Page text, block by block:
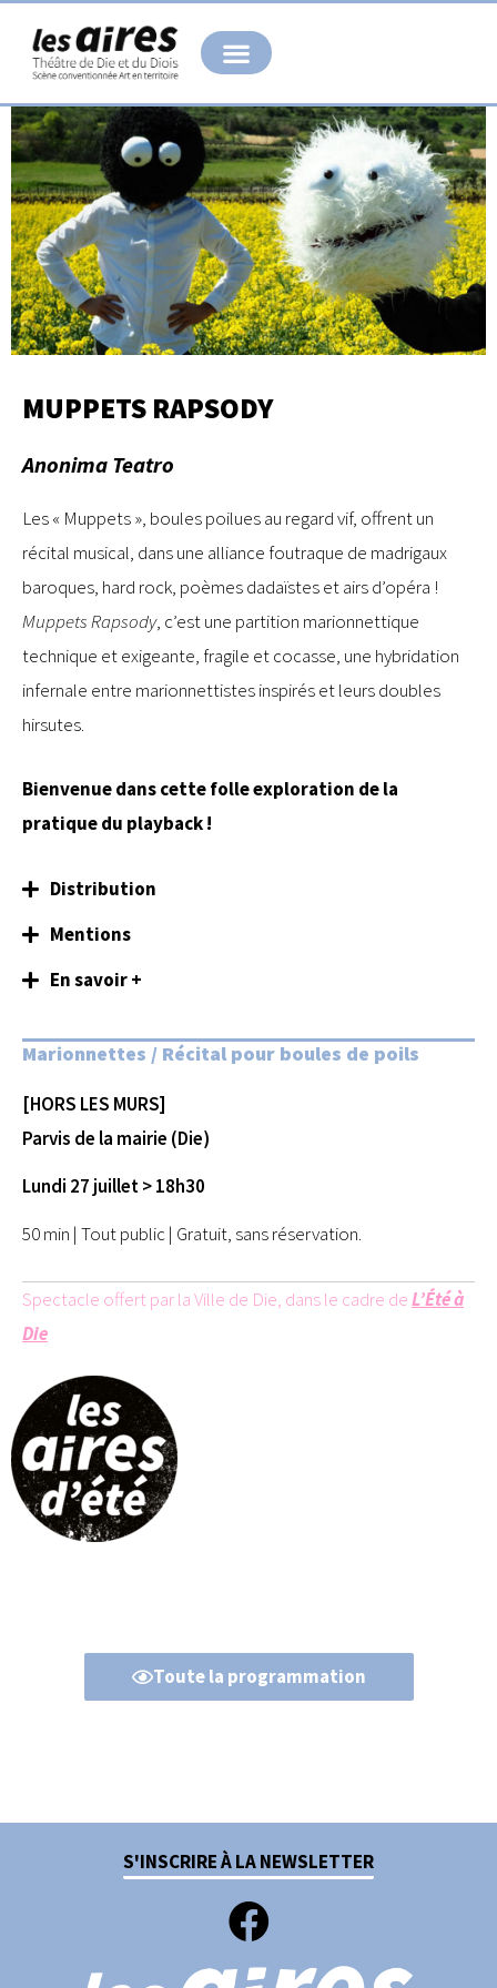
contenu
MUPPETS RAPSODY
Anonima Teatro
Les « Muppets », boules poilues au regard vif, offrent un
récital musical, dans une alliance foutraque de madrigaux
baroques, hard rock, poèmes dadaïstes et airs d’opéra !
Muppets Rapsody, c’est une partition marionnettique
technique et exigeante, fragile et cocasse, une hybridation
infernale entre marionnettistes inspirés et leurs doubles
hirsutes.
Bienvenue dans cette folle exploration de la
pratique du playback !
Distribution
Mentions
En savoir +
Marionnettes / Récital pour boules de poils
[HORS LES MURS]
Parvis de la mairie (Die)
Lundi 27 juillet > 18h30
50 min | Tout public | Gratuit, sans réservation.
Spectacle offert par la Ville de Die, dans le cadre deL’Été à
Die
Toute la programmation
S'INSCRIRE À LA NEWSLETTER